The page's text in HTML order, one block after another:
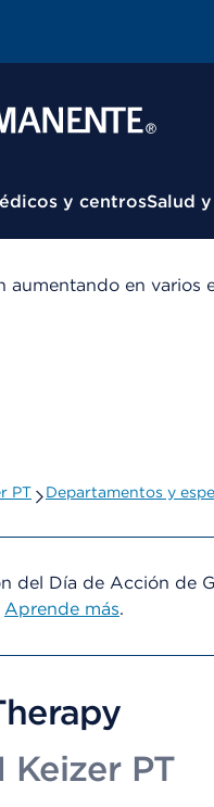
y centrosSalud
aumentando en
PT Departamentos y
del Día de Acción de
Aprende más.
Keizer PT